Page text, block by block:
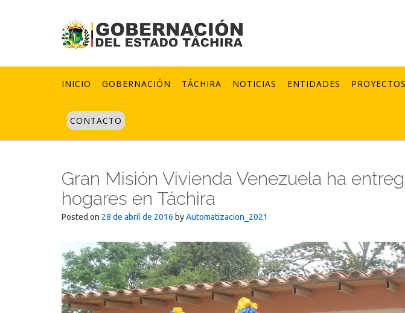
INICIO GOBERNACIÓN TÁCHIRA NOTICIAS ENTIDADES PROYECTOS
CONTACTO
Gran Misión Vivienda Venezuela ha
hogares en Táchira
Posted on 28 de abril de 2016 byAutomatizacion_2021